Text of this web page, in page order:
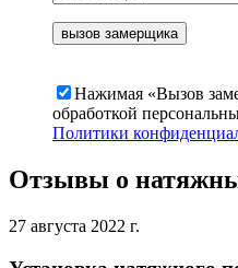
Нажимая «Вызов
обработкой
Политики
Отзывы о
27 августа 2022 г.